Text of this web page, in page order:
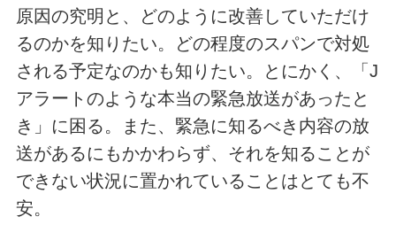
原因の究明と、どのように改善していただけ
るのかを知りたい。どの程度のスパンで対処
される予定なのかも知りたい。とにかく、「J
アラートのような本当の緊急放送があったと
き」に困る。また、緊急に知るべき内容の放
送があるにもかかわらず、それを知ることが
できない状況に置かれていることはとても不
安。